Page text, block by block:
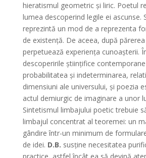
hieratismul geometric şi liric. Poetul
lumea descoperind legile ei ascunse.
reprezintă un mod de a reprezenta
de existenţă. De aceea, după părerea
perpetuează experienţa cunoaşterii.
descoperirile ştiinţifice
probabilitatea şi indeterminarea,
dimensiuni ale universului, şi poezia
actul demiurgic de imaginare a unor
Sintetismul limbajului poetic trebuie
limbajul concentrat al teoremei: un
gândire într-un minimum de
de idei. D.B. susţine necesitatea